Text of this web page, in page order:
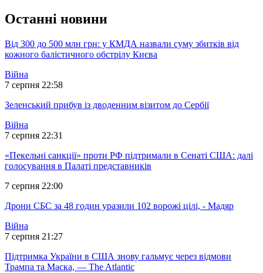
Останні новини
Від 300 до 500 млн грн: у КМДА назвали суму збитків від
кожного балістичного обстрілу Києва
Війна
7 серпня 22:58
Зеленський прибув із дводенним візитом до Сербії
Війна
7 серпня 22:31
«Пекельні санкції» проти РФ підтримали в Сенаті США: далі
голосування в Палаті представників
7 серпня 22:00
Дрони СБС за 48 годин уразили 102 ворожі цілі, - Мадяр
Війна
7 серпня 21:27
Підтримка України в США знову гальмує через відмови
Трампа та Маска, — The Atlantic